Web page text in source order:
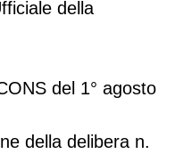
della
del 1° agosto
della delibera n.